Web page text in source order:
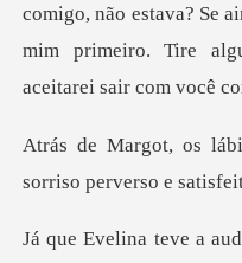
comigo, não estava? Se
sor